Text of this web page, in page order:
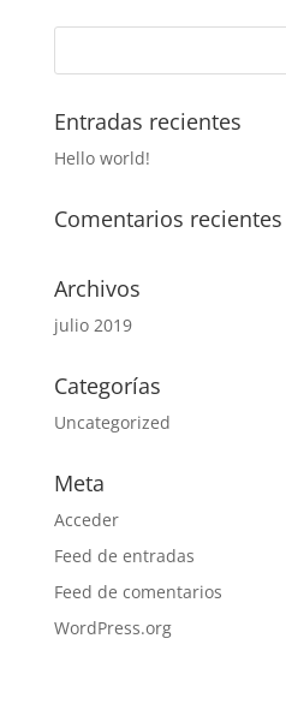
Entradas recientes
Hello world!
Comentarios recientes
Archivos
julio 2019
Categorías
Uncategorized
Meta
Acceder
Feed de entradas
Feed de comentarios
WordPress.org